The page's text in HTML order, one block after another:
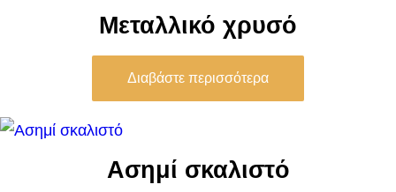
Μεταλλικό χρυσό
Διαβάστε περισσότερα
Ασημί σκαλιστό